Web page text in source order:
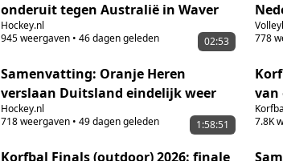
onderuit tegen Australië in Waver
Hockey.nl
945weergaven • 46 dagen geleden
778
02:53
Samenvatting: Oranje Heren
verslaan Duitsland eindelijk weer
Hockey.nl
718weergaven • 49 dagen geleden
van
7.8K
1:58:51
Korfbal Finals (outdoor) 2026: finale